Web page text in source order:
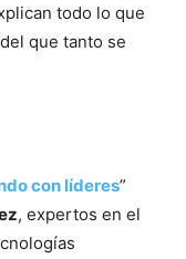
todo lo que
que tanto se
con líderes”
, expertos en el